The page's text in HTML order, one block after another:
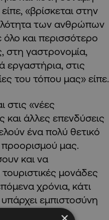
«βρίσκεται στην
των ανθρώπων
και περισσότερο
στη γαστρονομία,
εργαστήρια, στις
του τόπου μας» είπε.
στις «νέες
και άλλες επενδύσεις
ένα πολύ θετικό
προορισμού μας.
και να
μονάδες
χρόνια, κάτι
εμπιστοσύνη
της»,